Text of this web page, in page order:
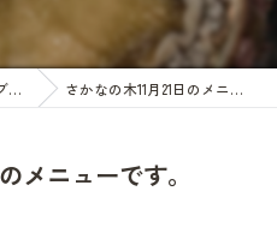
グ さかなの木11月21日のメニューです。
メニューです。